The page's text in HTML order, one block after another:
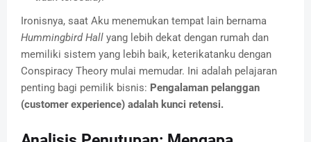
Ironisnya, saat Aku menemukan tempat lain bernama
Hummingbird Hall yang lebih dekat dengan rumah dan
memiliki sistem yang lebih baik, keterikatanku dengan
Conspiracy Theory mulai memudar. Ini adalah pelajaran
penting bagi pemilik bisnis: Pengalaman pelanggan
(customer experience) adalah kunci retensi.